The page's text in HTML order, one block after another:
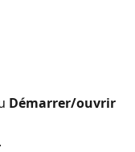
Démarrer/ouvrir